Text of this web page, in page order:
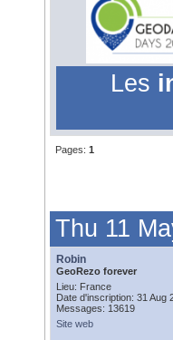
Les
Pages: 1
Thu 11
Robin
GeoRezo forever
Lieu: France
Date d'inscription: 31 Aug
Messages: 13619
Site web